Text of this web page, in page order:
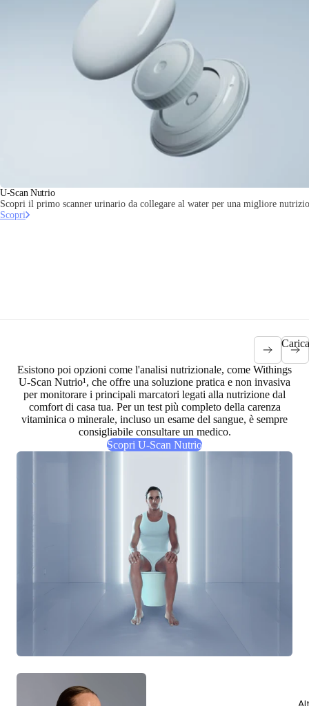
U-Scan Nutrio
Scopri il primo scanner urinario da collegare al water per una migliore
Scopri
Esistono poi opzioni come l'analisi nutrizionale, come Withings
U-Scan Nutrio¹, che offre una soluzione pratica e non invasiva
per monitorare i principali marcatori legati alla nutrizione dal
comfort di casa tua. Per un test più completo della carenza
vitaminica o minerale, incluso un esame del sangue, è sempre
consigliabile consultare un medico.
Scopri U-Scan Nutrio